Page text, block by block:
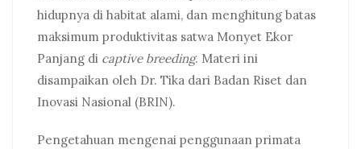
hidupnya di habitat alami, dan menghitung batas
maksimum produktivitas satwa Monyet Ekor
Panjang di captive breeding. Materi ini
disampaikan oleh Dr. Tika dari Badan Riset dan
Inovasi Nasional (BRIN).
Pengetahuan mengenai penggunaan primata